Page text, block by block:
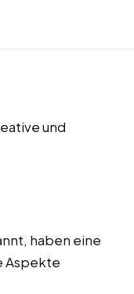
und
haben eine
Aspekte